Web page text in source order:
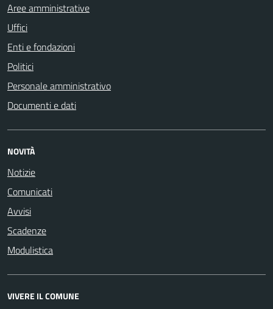
Aree amministrative
Uffici
Enti e fondazioni
Politici
Personale amministrativo
Documenti e dati
NOVITÀ
Notizie
Comunicati
Avvisi
Scadenze
Modulistica
VIVERE IL COMUNE